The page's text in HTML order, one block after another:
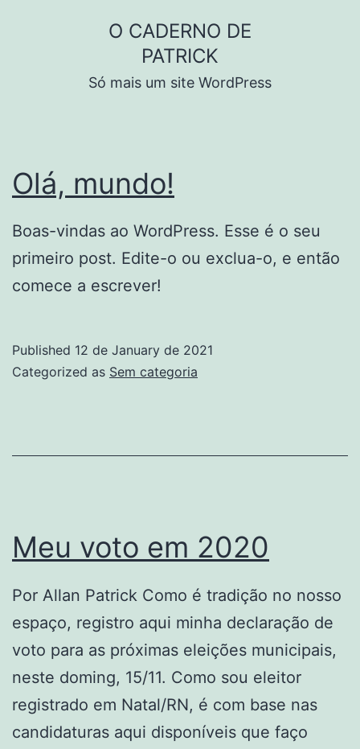
O CADERNO DE
PATRICK
Só mais um site WordPress
Olá, mundo!
Boas-vindas ao WordPress. Esse é o seu
primeiro post. Edite-o ou exclua-o, e então
comece a escrever!
Published 12 de January de 2021
Categorized as Sem categoria
Meu voto em 2020
Por Allan Patrick Como é tradição no nosso
espaço, registro aqui minha declaração de
voto para as próximas eleições municipais,
neste doming, 15/11. Como sou eleitor
registrado em Natal/RN, é com base nas
candidaturas aqui disponíveis que faço